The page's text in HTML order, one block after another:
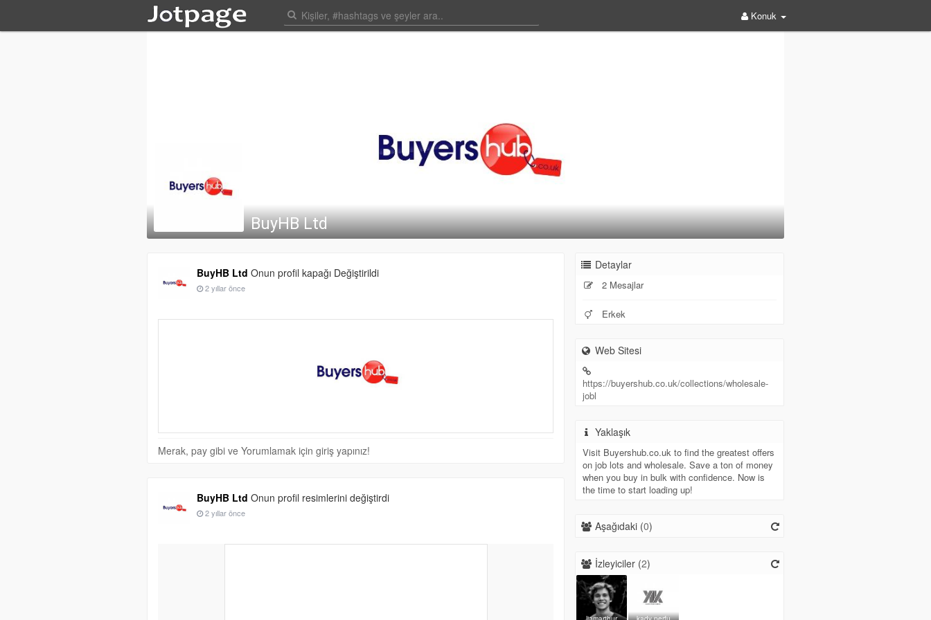
Konuk
BuyHB Ltd
BuyHB Ltd Onun profil kapağı Değiştirildi
2 yıllar önce
Merak, pay gibi ve Yorumlamak için giriş yapınız!
BuyHB Ltd Onun profil resimlerini değiştirdi
2 yıllar önce
Detaylar
2 Mesajlar
Erkek
Web Sitesi
https://buyershub.co.uk/collections/wholesale-
jobl
Yaklaşık
Visit Buyershub.co.uk to find the greatest offers
on job lots and wholesale. Save a ton of money
when you buy in bulk with confidence. Now is
the time to start loading up!
Aşağıdaki (0)
İzleyiciler (2)